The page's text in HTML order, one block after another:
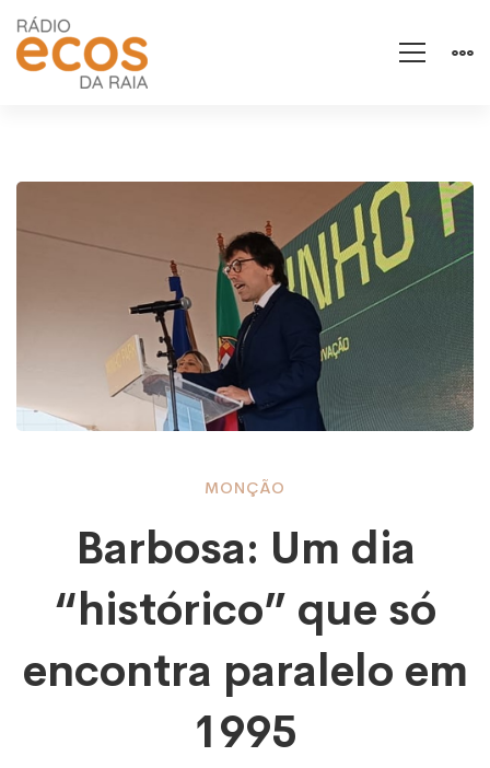
Barbosa:
Um
dia
“histórico”
MONÇÃO
Barbosa: Um dia
“histórico” que só
encontra paralelo em
1995